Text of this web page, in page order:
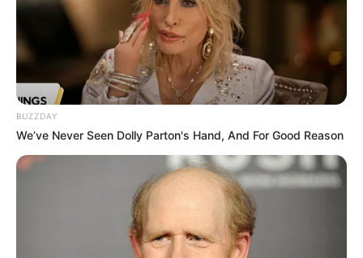
BUZZDAY
We’ve Never Seen Dolly Parton's Hand, And For Good Reason